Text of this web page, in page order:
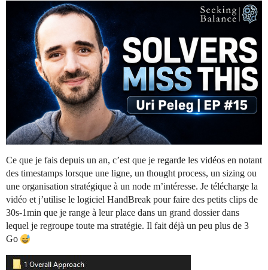
Ce que je fais depuis un an, c’est que je regarde les vidéos en notant
des timestamps lorsque une ligne, un thought process, un sizing ou
une organisation stratégique à un node m’intéresse. Je télécharge la
vidéo et j’utilise le logiciel HandBreak pour faire des petits clips de
30s-1min que je range à leur place dans un grand dossier dans
lequel je regroupe toute ma stratégie. Il fait déjà un peu plus de 3
Go